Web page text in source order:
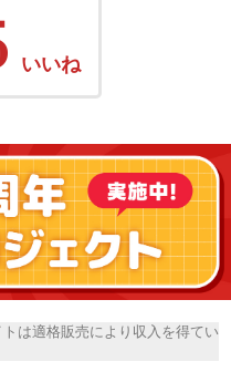
いいね
は適格販売により収入を得てい